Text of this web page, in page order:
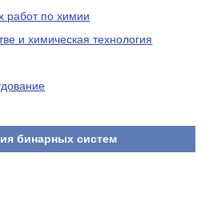
работ по химии
и химическая технология
бинарных систем